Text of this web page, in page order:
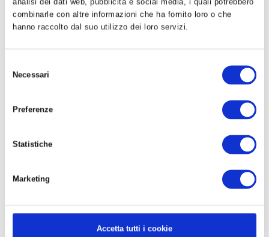
analisi dei dati web, pubblicità e social media, i quali potrebbero
combinarle con altre informazioni che ha fornito loro o che
hanno raccolto dal suo utilizzo dei loro servizi.
delNecessari
Preferenze
Statistiche
Marketing
Accetta tutti i cookie
Sandro Antoniazzi
PUBBLICATO IN
CERCA
RIFERIMENTI TERRITORIALI
Coordinatori del laboratorio civico Milano Solidale